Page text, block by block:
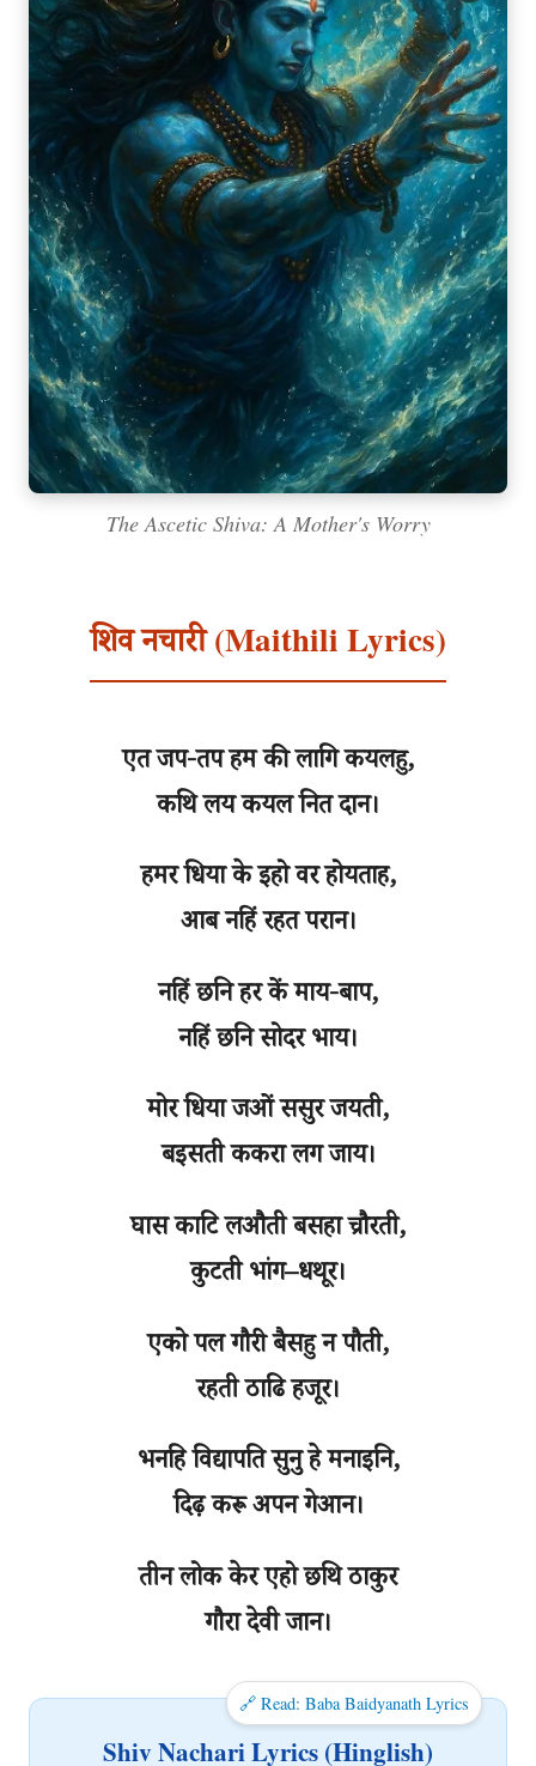
The Ascetic Shiva: A Mother's Worry
शिव नचारी (Maithili Lyrics)
एत जप-तप हम की लागि कयलहु,
कथि लय कयल नित दान।
हमर धिया के इहो वर होयताह,
आब नहिं रहत परान।
नहिं छनि हर कें माय-बाप,
नहिं छनि सोदर भाय।
मोर धिया जओं ससुर जयती,
बइसती ककरा लग जाय।
घास काटि लऔती बसहा च्रौरती,
कुटती भांग–धथूर।
एको पल गौरी बैसहु न पौती,
रहती ठाढि हजूर।
भनहि विद्यापति सुनु हे मनाइनि,
दिढ़ करू अपन गेआन।
तीन लोक केर एहो छथि ठाकुर
गौरा देवी जान।
🔗 Read: Baba Baidyanath Lyrics
Shiv Nachari Lyrics (Hinglish)